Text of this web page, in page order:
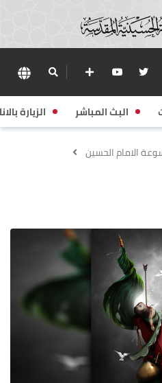
البث المباشر الزيارة
الامام الحسين